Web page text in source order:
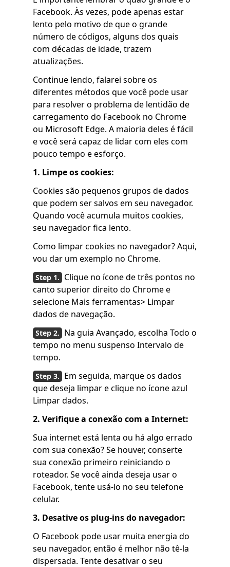
Facebook. Às vezes, pode apenas estar
lento pelo motivo de que o grande
número de códigos, alguns dos quais
com décadas de idade, trazem
atualizações.
Continue lendo, falarei sobre os
diferentes métodos que você pode usar
para resolver o problema de lentidão de
carregamento do Facebook no Chrome
ou Microsoft Edge. A maioria deles é fácil
e você será capaz de lidar com eles com
pouco tempo e esforço.
1. Limpe os cookies:
Cookies são pequenos grupos de dados
que podem ser salvos em seu navegador.
Quando você acumula muitos cookies,
seu navegador fica lento.
Como limpar cookies no navegador? Aqui,
vou dar um exemplo no Chrome.
Clique no ícone de três pontos no
canto superior direito do Chrome e
selecione Mais ferramentas> Limpar
dados de navegação.
Na guia Avançado, escolha Todo o
tempo no menu suspenso Intervalo de
tempo.
Em seguida, marque os dados
que deseja limpar e clique no ícone azul
Limpar dados.
2. Verifique a conexão com a Internet:
Sua internet está lenta ou há algo errado
com sua conexão? Se houver, conserte
sua conexão primeiro reiniciando o
roteador. Se você ainda deseja usar o
Facebook, tente usá-lo no seu telefone
celular.
3. Desative os plug-ins do navegador:
O Facebook pode usar muita energia do
seu navegador, então é melhor não tê-la
dispersada. Tente desativar o seu